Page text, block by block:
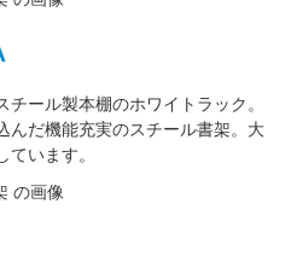
チール製本棚のホワイトラック 。
だ機能充実のスチール書架。 大
います。